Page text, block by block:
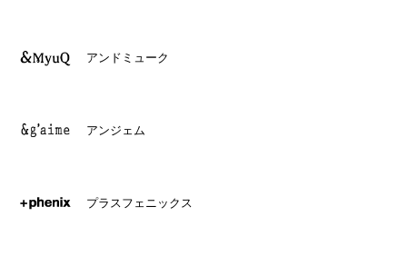
アンドミューク
アンジェム
プラスフェニックス